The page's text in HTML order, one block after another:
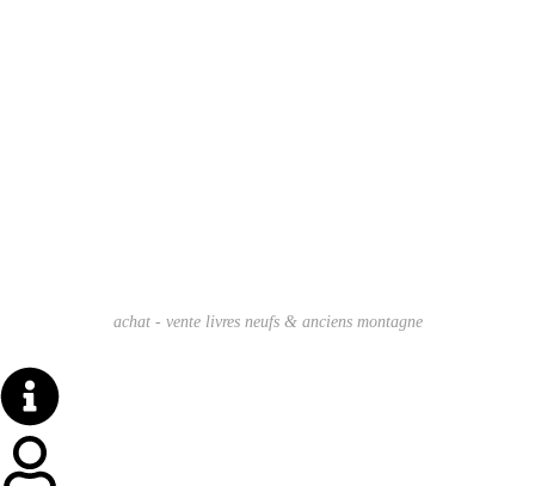
achat - vente livres neufs & anciens montagne